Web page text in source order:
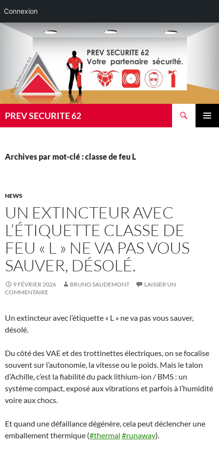
Connexion
Aller
PREV SECURITE 62
Archives par mot-clé : classe de feu L
NEWS
UN EXTINCTEUR AVEC
L’ÉTIQUETTE CLASSE DE
FEU « L » NE VA PAS VOUS
SAUVER, DÉSOLÉ.
9 FÉVRIER 2026 BRUNO SAUDEMONT
LAISSER UN
COMMENTAIRE
Un extincteur avec l’étiquette « L » ne va pas vous sauver,
désolé.
Du côté des VAE et des trottinettes électriques, on se focalise
souvent sur l’autonomie, la vitesse ou le poids. Mais le talon
d’Achille, c’est la fiabilité du pack lithium-ion / BMS : un
système compact, exposé aux vibrations et parfois à l’humidité
voire aux chocs.
Et quand une défaillance dégénère, cela peut déclencher une
emballement thermique (#thermal #runaway).